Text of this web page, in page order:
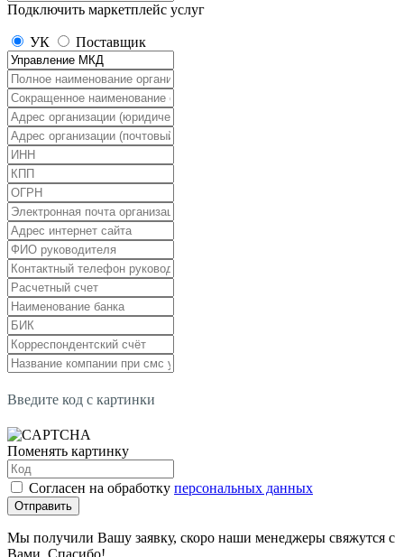
Подключить маркетплейс услуг
УК Поставщик
Введите код с картинки
Поменять картинку
Согласен на обработку персональных данных
Отправить
Мы получили Вашу заявку, скоро наши менеджеры свяжутся с
Вами. Спасибо!